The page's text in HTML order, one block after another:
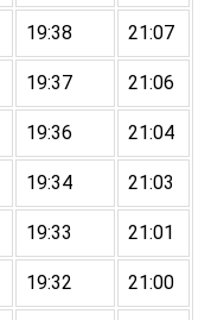
19:38 21:07
19:37 21:06
19:36 21:04
19:34 21:03
19:33 21:01
19:32 21:00